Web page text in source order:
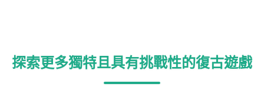
探索更多獨特且具有挑戰性的復古遊戲